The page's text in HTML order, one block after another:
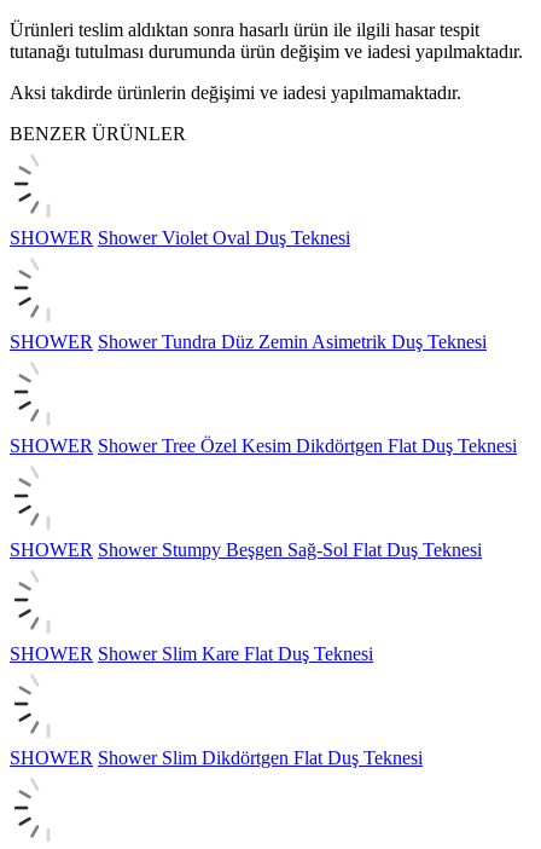
Ürünleri teslim aldıktan sonra hasarlı ürün ile ilgili hasar tespit
tutanağı tutulması durumunda ürün değişim ve iadesi yapılmaktadır.
Aksi takdirde ürünlerin değişimi ve iadesi yapılmamaktadır.
BENZER ÜRÜNLER
SHOWER Shower Violet Oval Duş Teknesi
SHOWER Shower Tundra Düz Zemin Asimetrik Duş Teknesi
SHOWER Shower Tree Özel Kesim Dikdörtgen Flat Duş Teknesi
SHOWER Shower Stumpy Beşgen Sağ-Sol Flat Duş Teknesi
SHOWER Shower Slim Kare Flat Duş Teknesi
SHOWER Shower Slim Dikdörtgen Flat Duş Teknesi